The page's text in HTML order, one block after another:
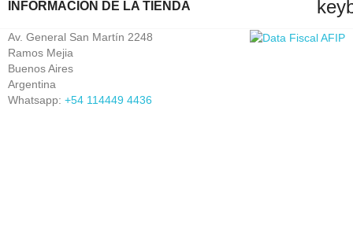
INFORMACIÓN DE LA TIENDA
Av. General San Martín 2248
Ramos Mejia
Buenos Aires
Argentina
Whatsapp: +54 114449 4436